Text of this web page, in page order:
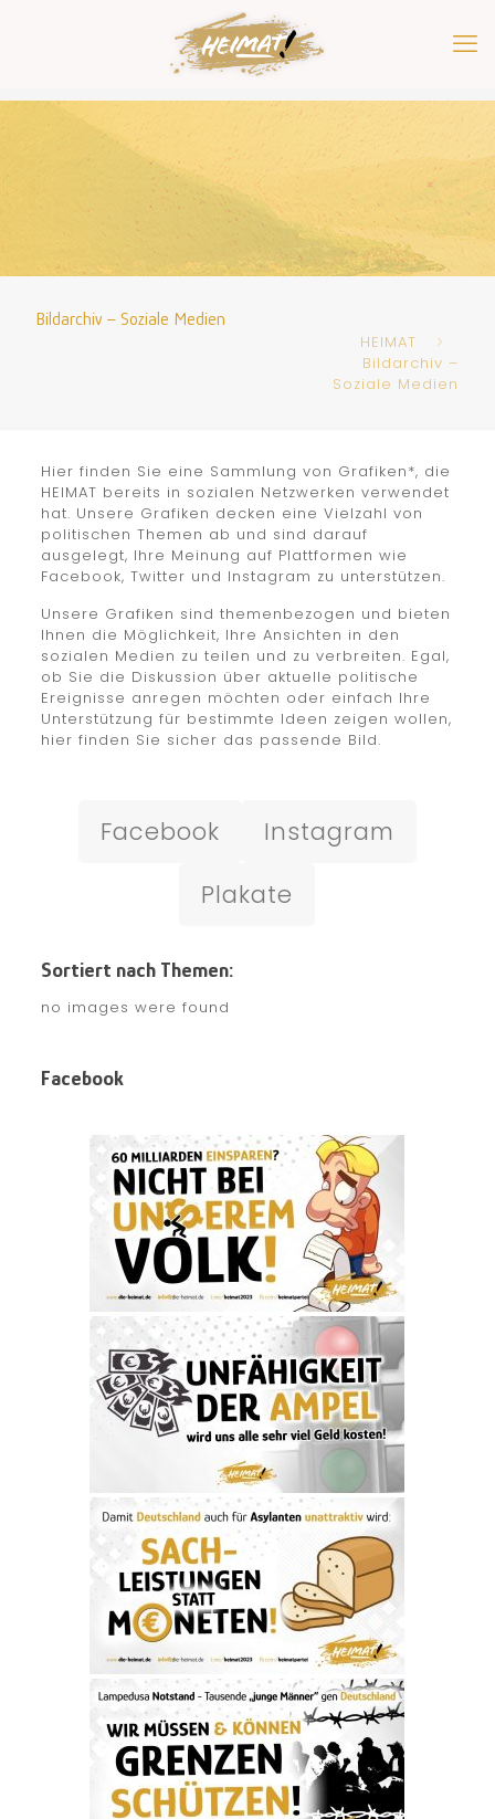
Bildarchiv – Soziale Medien
HEIMAT
Bildarchiv –
Soziale Medien
Hier finden Sie eine Sammlung von Grafiken*, die
HEIMAT bereits in sozialen Netzwerken verwendet
hat. Unsere Grafiken decken eine Vielzahl von
politischen Themen ab und sind darauf
ausgelegt, Ihre Meinung auf Plattformen wie
Facebook, Twitter und Instagram zu unterstützen.
Unsere Grafiken sind themenbezogen und bieten
Ihnen die Möglichkeit, Ihre Ansichten in den
sozialen Medien zu teilen und zu verbreiten. Egal,
ob Sie die Diskussion über aktuelle politische
Ereignisse anregen möchten oder einfach Ihre
Unterstützung für bestimmte Ideen zeigen wollen,
hier finden Sie sicher das passende Bild.
Facebook
Instagram
Plakate
Sortiert nach Themen:
no images were found
Facebook